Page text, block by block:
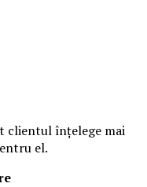
clientul înțelege mai
el.